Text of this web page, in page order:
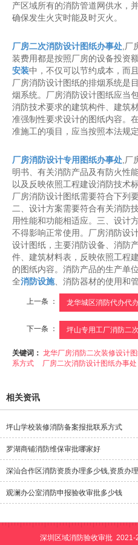
产区域所有的消防管道网供水，
确保发生火灾时能及时灭火。
厂房二次消防设计图纸办事处,厂
装费用都是按照厂房的设备投资
安装中，不仅可以节约成本，而
厂房消防设计图纸的排烟系统是
烟系统。厂房消防设计图纸应当
消防技术要求的建筑构件、建筑
准强制性要求设计的图纸内容。
准施工的项目，应当按照本法规
厂房消防设计专用图纸办事处,厂
明书、有关消防产品及有防火性
以及反映依照工程建设消防技术
厂房消防设计图纸需要符合下列
二、设计方案需要符合有关消防
用性能和功能相适应。三、设计
不得影响正常使用。厂房消防设
设计图纸，主要消防设备、消防
件、建筑材料表，反映依照工程
的图纸内容。消防产品的生产单
全消防设施、消防器材的使用和
上一条 ： 龙华城区消防代办代
下一条 ：
关键词： 龙华厂房消防二次装修设计
系方式
厂房二次消防设计图纸办事处
相关资讯
坪山学校装修消防备案报批联系方式
罗湖商铺消防维保审批哪家好
深汕合作区消防资质办理多少钱,资质办
观澜办公室消防申报验收审批多少钱
深圳区域消防验收审批 2021-